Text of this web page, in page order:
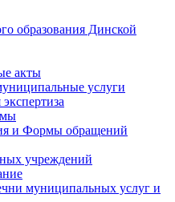
образования Динской
акты
услуги
и Формы обращений
учреждений
муниципальных услуг и